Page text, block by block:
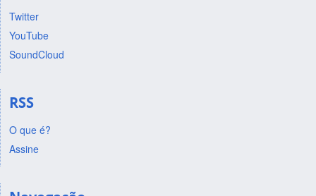
Twitter
YouTube
SoundCloud
RSS
O que é?
Assine